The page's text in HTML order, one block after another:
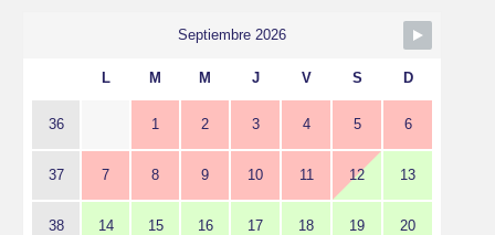
Septiembre 2026
L M M J V S D
36 1 2 3 4 5 6
37 7 8 9 10 11 12 13
38 14 15 16 17 18 19 20